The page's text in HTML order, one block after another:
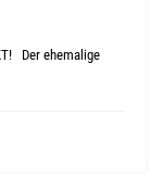
Der ehemalige